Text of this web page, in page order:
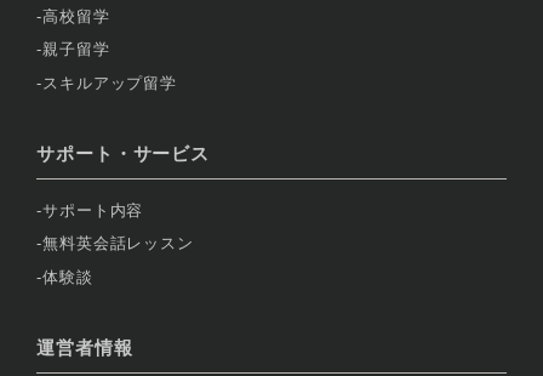
高校留学
親子留学
スキルアップ留学
サポート・サービス
サポート内容
無料英会話レッスン
体験談
運営者情報